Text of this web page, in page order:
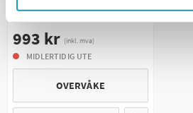
Polaris
993 kr (inkl. mva)
MIDLERTIDIG UTE
OVERVÅKE